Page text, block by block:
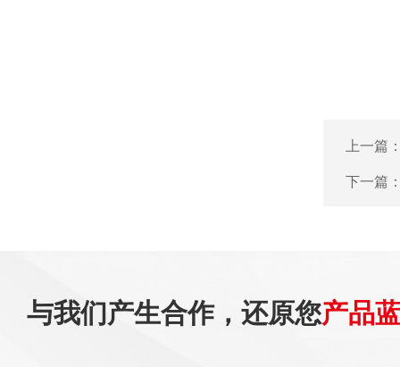
上一篇
下一篇
与我们产生合作，还原您产品